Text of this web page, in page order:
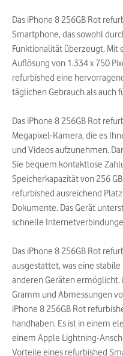
Das iPhone 8 256GB Rot
Smartphone, das sowohl
Funktionalität überzeugt. Mit
Auflösung von 1.334 x 750
refurbished eine
täglichen Gebrauch als auch
Das iPhone 8 256GB Rot
Megapixel-Kamera, die es
und Videos aufzunehmen.
Sie bequem kontaktlose
Speicherkapazität von 256
refurbished ausreichend
Dokumente. Das Gerät
schnelle
Das iPhone 8 256GB Rot
ausgestattet, was eine
anderen Geräten
Gramm und Abmessungen
iPhone 8 256GB Rot
handhaben. Es ist in einem
einem Apple Lightning-
Vorteile eines refurbished